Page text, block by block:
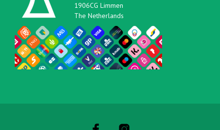
1906CG Limmen
The Netherlands